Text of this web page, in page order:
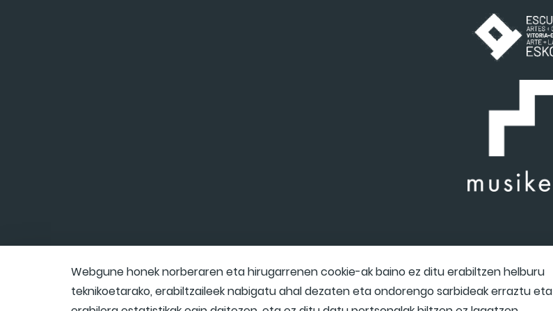
Webgune honek norberaren eta hirugarrenen cookie-ak baino ez ditu erabiltzen helburu
teknikoetarako, erabiltzaileek nabigatu ahal dezaten eta ondorengo sarbideak erraztu eta